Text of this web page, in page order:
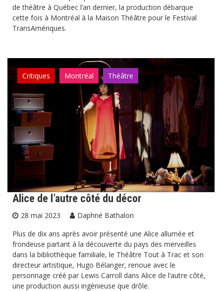
de théâtre à Québec l’an dernier, la production débarque
cette fois à Montréal à la Maison Théâtre pour le Festival
TransAmériques.
Critiques Montréal Théâtre
Alice de l’autre côté du décor
28 mai 2023
Daphné Bathalon
Plus de dix ans après avoir présenté une Alice allumée et
frondeuse partant à la découverte du pays des merveilles
dans la bibliothèque familiale, le Théâtre Tout à Trac et son
directeur artistique, Hugo Bélanger, renoue avec le
personnage créé par Lewis Carroll dans Alice de l’autre côté,
une production aussi ingénieuse que drôle.